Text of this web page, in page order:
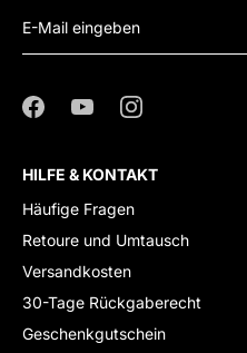
HILFE & KONTAKT
Häufige Fragen
Retoure und Umtausch
Versandkosten
30-Tage Rückgaberecht
Geschenkgutschein